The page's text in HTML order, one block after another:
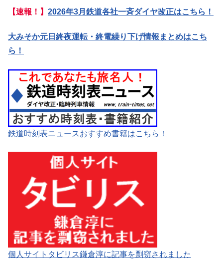
【速報！】 2026年3月鉄道各社一斉ダイヤ改正はこちら！
大みそか元日終夜運転・終電繰り下げ情報まとめはこち
ら！
鉄道時刻表ニュースおすすめ書籍はこちら！
個人サイトタビリス鎌倉淳に記事を剽窃されました